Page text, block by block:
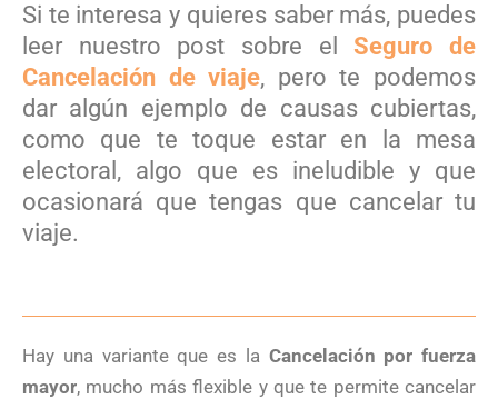
Si te interesa y quieres saber más, puedes
leer nuestro post sobre elSeguro de
Cancelación de viaje, pero te podemos
dar algún ejemplo de causas cubiertas,
como que te toque estar en la mesa
electoral, algo que es ineludible y que
ocasionará que tengas que cancelar tu
viaje.
Hay una variante que es la Cancelación por fuerza
mayor, mucho más flexible y que te permite cancelar